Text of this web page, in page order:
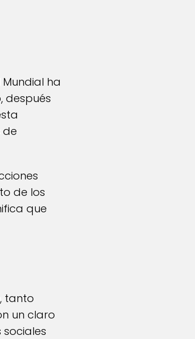
ha
después
de
de los
que
tanto
un claro